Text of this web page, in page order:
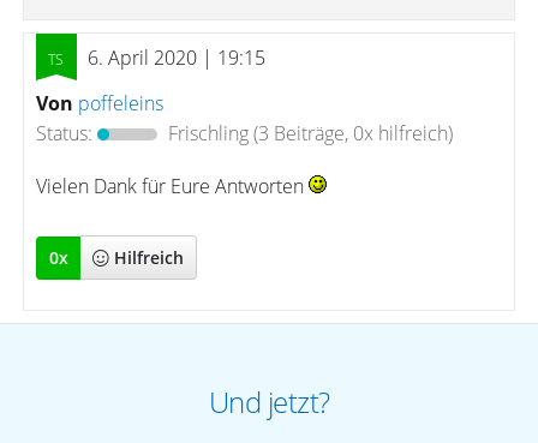
6. April 2020 | 19:15
Von poffeleins
Status:
Frischling(3 Beiträge, 0x hilfreich)
Vielen Dank für Eure Antworten
0x Hilfreich
Und jetzt?